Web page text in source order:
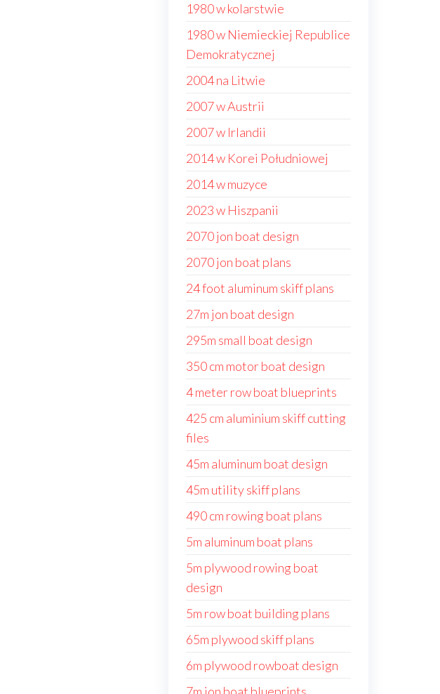
1980 w kolarstwie
1980 w Niemieckiej Republice
Demokratycznej
2004 na Litwie
2007 w Austrii
2007 w Irlandii
2014 w Korei Południowej
2014 w muzyce
2023 w Hiszpanii
2070 jon boat design
2070 jon boat plans
24 foot aluminum skiff plans
27m jon boat design
295m small boat design
350 cm motor boat design
4 meter row boat blueprints
425 cm aluminium skiff cutting
files
45m aluminum boat design
45m utility skiff plans
490 cm rowing boat plans
5m aluminum boat plans
5m plywood rowing boat
design
5m row boat building plans
65m plywood skiff plans
6m plywood rowboat design